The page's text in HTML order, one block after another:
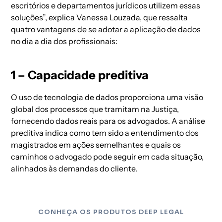
escritórios e departamentos jurídicos utilizem essas
soluções”, explica Vanessa Louzada, que ressalta
quatro vantagens de se adotar a aplicação de dados
no dia a dia dos profissionais:
1 – Capacidade preditiva
O uso de tecnologia de dados proporciona uma visão
global dos processos que tramitam na Justiça,
fornecendo dados reais para os advogados. A análise
preditiva indica como tem sido a entendimento dos
magistrados em ações semelhantes e quais os
caminhos o advogado pode seguir em cada situação,
alinhados às demandas do cliente.
CONHEÇA OS PRODUTOS DEEP LEGAL